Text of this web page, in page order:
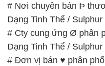
# Nơi chuyên bán Þ
Dạng Tinh Thể /
# Cty cung ứng Ø phân
Dạng Tinh Thể /
# Đơn vị bán ♥ phân